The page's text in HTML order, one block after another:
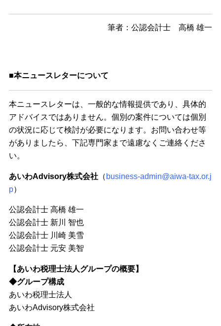
筆者：公認会計士 高橋 雄一
■本ニュースレターについて
本ニュースレターは、一般的な情報提供であり、具体的
アドバイスではありません。個別の案件については個別
の状況に応じて検討が必要になります。お問い合わせ等
がありましたら、下記専門家まで遠慮なくご連絡くださ
い。
あいわAdvisory株式会社（ business-admin@aiwa-tax.or.j
p）
公認会計士 高橋 雄一
公認会計士 新川 智也
公認会計士 川崎 美雪
公認会計士 元安 美智
【あいわ税理士法人グループの概要】
◆グループ構成
あいわ税理士法人
あいわAdvisory株式会社